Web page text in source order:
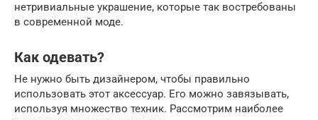
нетривиальные украшение, которые так востребованы
в современной моде.
Как одевать?
Не нужно быть дизайнером, чтобы правильно
использовать этот аксессуар. Его можно завязывать,
используя множество техник. Рассмотрим наиболее